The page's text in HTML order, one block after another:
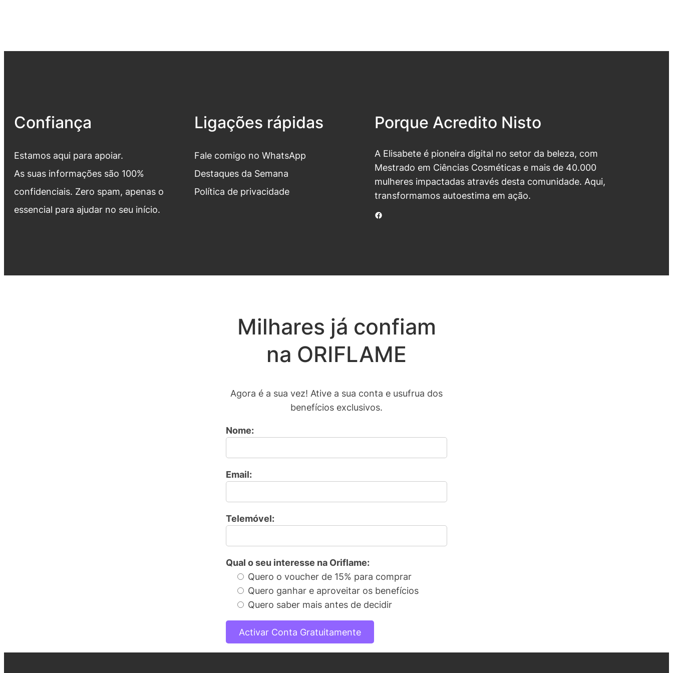
Confiança
Estamos aqui para apoiar.
As suas informações são 100%
confidenciais. Zero spam, apenas o
essencial para ajudar no seu início.
Ligações rápidas
Fale comigo no WhatsApp
Destaques da Semana
Política de privacidade
Porque Acredito Nisto
A Elisabete é pioneira digital no setor da beleza, com
Mestrado em Ciências Cosméticas e mais de 40.000
mulheres impactadas através desta comunidade. Aqui,
transformamos autoestima em ação.
Facebook
Milhares já confiam
na ORIFLAME
Agora é a sua vez! Ative a sua conta e usufrua dos
benefícios exclusivos.
Nome:
Email:
Telemóvel:
Qual o seu interesse na Oriflame:
Quero o voucher de 15% para comprar
Quero ganhar e aproveitar os benefícios
Quero saber mais antes de decidir